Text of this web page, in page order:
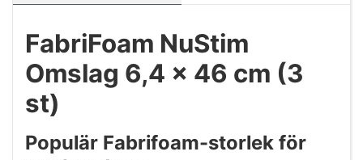
FabriFoam NuStim
Omslag 6,4 x 46 cm (3
st)
Populär Fabrifoam-storlek för